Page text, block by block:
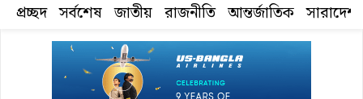
প্রচ্ছদ সর্বশেষ জাতীয় রাজনীতি আন্তর্জাতিক সারাদেশ